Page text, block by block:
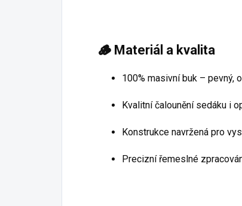
🪵 Materiál a kvalita
100% masivní buk – pevný,
Kvalitní čalounění sedáku i
Konstrukce navržená pro
Precizní řemeslné